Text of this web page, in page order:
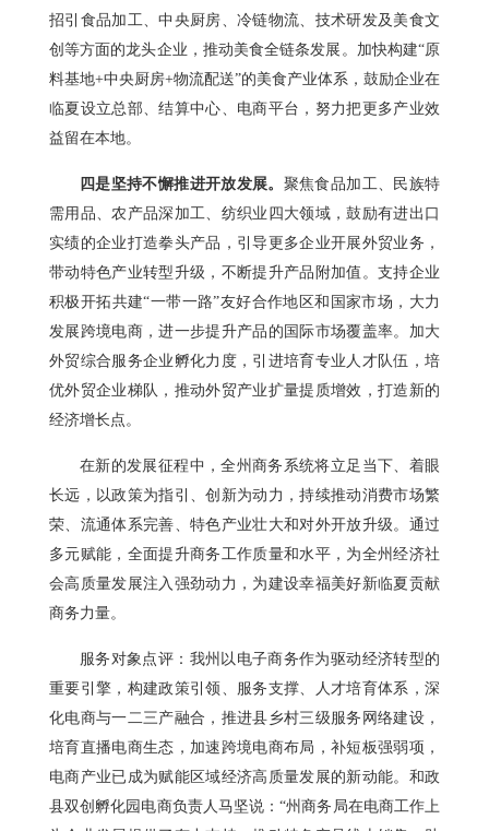
招引食品加工、中央厨房、冷链物流、技术研发及美食文
创等方面的龙头企业，推动美食全链条发展。加快构建“原
料基地+中央厨房+物流配送”的美食产业体系，鼓励企业在
临夏设立总部、结算中心、电商平台，努力把更多产业效
益留在本地。
四是坚持不懈推进开放发展。 聚焦食品加工、民族特
需用品、农产品深加工、纺织业四大领域，鼓励有进出口
实绩的企业打造拳头产品，引导更多企业开展外贸业务，
带动特色产业转型升级，不断提升产品附加值。支持企业
积极开拓共建“一带一路”友好合作地区和国家市场，大力
发展跨境电商，进一步提升产品的国际市场覆盖率。加大
外贸综合服务企业孵化力度，引进培育专业人才队伍，培
优外贸企业梯队，推动外贸产业扩量提质增效，打造新的
经济增长点。
在新的发展征程中，全州商务系统将立足当下、着眼
长远，以政策为指引、创新为动力，持续推动消费市场繁
荣、流通体系完善、特色产业壮大和对外开放升级。通过
多元赋能，全面提升商务工作质量和水平，为全州经济社
会高质量发展注入强劲动力，为建设幸福美好新临夏贡献
商务力量。
服务对象点评：我州以电子商务作为驱动经济转型的
重要引擎，构建政策引领、服务支撑、人才培育体系，深
化电商与一二三产融合，推进县乡村三级服务网络建设，
培育直播电商生态，加速跨境电商布局，补短板强弱项，
电商产业已成为赋能区域经济高质量发展的新动能。和政
县双创孵化园电商负责人马坚说：“州商务局在电商工作上